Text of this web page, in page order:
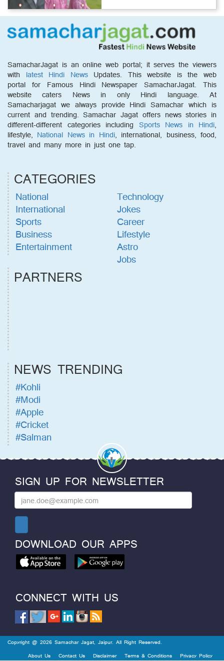
SamacharJagat is an online web portal; it serves the viewers
with latest Hindi NewsUpdates. This website is the web
portal for Famous Hindi Newspaper SamacharJagat. This
website caters News in only Hindi language. At
Samacharjagat we always provide Hindi Samachar which is
current and trending. Samachar Jagat offers news stories in
different-different categories including Sports News in Hindi,
lifestyle, National News in Hindi, international, business, food,
travel and many more in just one tap.
CATEGORIES
National
International
Sports
Business
Entertainment
Technology
Jokes
Career
Lifestyle
Astro
Jobs
PARTNERS
NEWS TRENDING
#Kohli
#Modi
#Apple
#Cricket
#Salman
SIGN UP FOR NEWSLETTER
DOWNLOAD OUR APPS
CONNECT WITH US
Copyright @ 2026 Samachar Jagat, Jaipur. All Right Reserved.
Privacy Policy
Terms & Conditions
Disclaimer
Contact Us
About Us